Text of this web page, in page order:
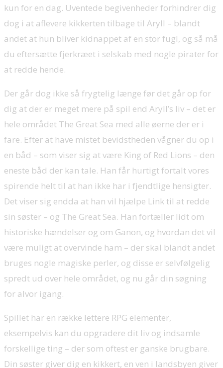
kun for en dag. Uventede begivenheder forhindrer dig
dog i at aflevere kikkerten tilbage til Aryll – blandt
andet at hun bliver kidnappet af en stor fugl, og så må
du eftersætte fjerkræet i selskab med nogle pirater for
at redde hende.
Der går dog ikke så frygtelig længe før det går op for
dig at der er meget mere på spil end Aryll’s liv – det er
hele området The Great Sea med alle øerne der er i
fare. Efter at have mistet bevidstheden vågner du op i
en båd – som viser sig at være King of Red Lions – den
eneste båd der kan tale. Han får hurtigt fortalt vores
spirende helt til at han ikke har i fjendtlige hensigter.
Det viser sig endda at han vil hjælpe Link til at redde
sin søster – og The Great Sea. Han fortæller lidt om
historiske hændelser og om Ganon, og hvordan det vil
være muligt at overvinde ham – der skal blandt andet
bruges nogle magiske perler, og disse er selvfølgelig
spredt ud over hele området, og nu går din søgning
for alvor igang.
Spillet har en række lettere RPG elementer,
eksempelvis kan du opgradere dit liv og indsamle
forskellige ting – der som oftest er ganske brugbare.
Din søster giver dig en kikkert, en ven i landsbyen giver